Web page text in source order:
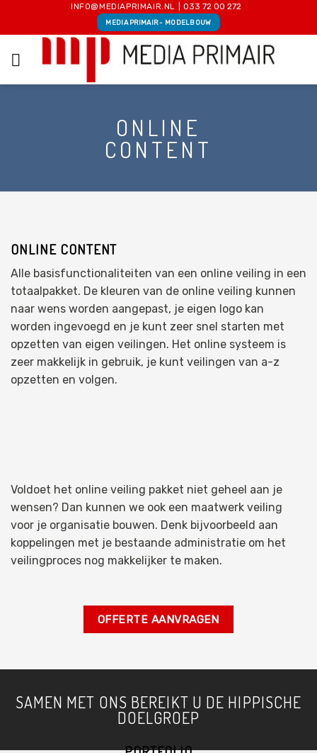
INFO@MEDIAPRIMAIR.NL 033 72 00 272
MEDIA PRIMAIR - MODELBOUW
ONLINE
CONTENT
ONLINE CONTENT
Alle basisfunctionaliteiten van een online veiling in een
totaalpakket. De kleuren van de online veiling kunnen
naar wens worden aangepast, je eigen logo kan
worden ingevoegd en je kunt zeer snel starten met
opzetten van eigen veilingen. Het online systeem is
zeer makkelijk in gebruik, je kunt veilingen van a-z
opzetten en volgen.
Voldoet het online veiling pakket niet geheel aan je
wensen? Dan kunnen we ook een maatwerk veiling
voor je organisatie bouwen. Denk bijvoorbeeld aan
koppelingen met je bestaande administratie om het
veilingproces nog makkelijker te maken.
OFFERTE AANVRAGEN
SAMEN MET ONS BEREIKT U DE HIPPISCHE
DOELGROEP